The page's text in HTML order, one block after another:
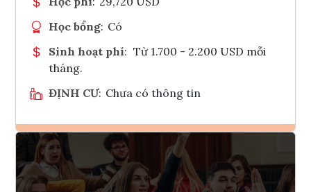
Học bổng: Có
Sinh hoạt phí: Từ 1.700 - 2.200 USD mỗi
tháng.
ĐỊNH CƯ: Chưa có thông tin
Ghi danh
Tham vấn Interlink